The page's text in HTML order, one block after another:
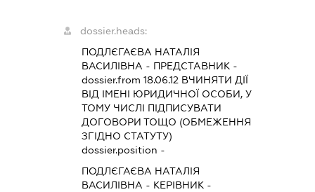
dossier.heads:
ПОДЛЄГАЄВА НАТАЛІЯ
ВАСИЛІВНА - ПРЕДСТАВНИК -
dossier.from 18.06.12 ВЧИНЯТИ ДІЇ
ВІД ІМЕНІ ЮРИДИЧНОЇ ОСОБИ, У
ТОМУ ЧИСЛІ ПІДПИСУВАТИ
ДОГОВОРИ ТОЩО (ОБМЕЖЕННЯ
ЗГІДНО СТАТУТУ)
dossier.position -
ПОДЛЄГАЄВА НАТАЛІЯ
ВАСИЛІВНА - КЕРІВНИК -